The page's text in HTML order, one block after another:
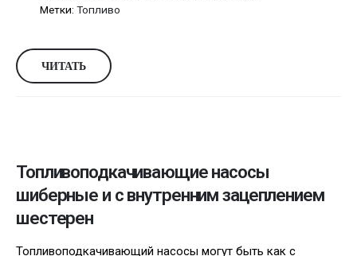
Метки: Топливо
ЧИТАТЬ
Топливоподкачивающие насосы
шиберные и с внутренним зацеплением
шестерен
Топливоподкачивающий насосы могут быть как с